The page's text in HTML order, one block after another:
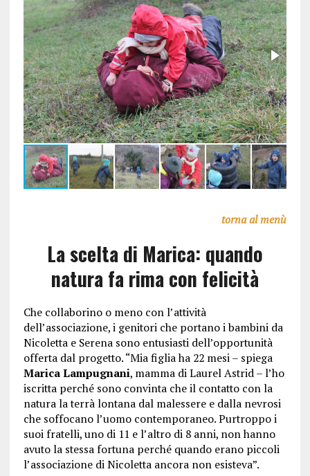
torna al menù
La scelta di Marica: quando
natura fa rima con felicità
Che collaborino o meno con l’attività
dell’associazione, i genitori che portano i bambini da
Nicoletta e Serena sono entusiasti dell’opportunità
offerta dal progetto. “Mia figlia ha 22 mesi – spiega
Marica Lampugnani, mamma di Laurel Astrid – l’ho
iscritta perché sono convinta che il contatto con la
natura la terrà lontana dal malessere e dalla nevrosi
che soffocano l’uomo contemporaneo. Purtroppo i
suoi fratelli, uno di 11 e l’altro di 8 anni, non hanno
avuto la stessa fortuna perché quando erano piccoli
l’associazione di Nicoletta ancora non esisteva”.